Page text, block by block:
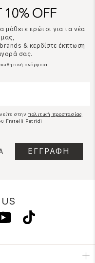
μάθετε πρώτοι για τα νέα
& κερδίστε έκπτωση
σας.
ενέργεια
στην πολιτική προστασίας
Fratelli Petridi